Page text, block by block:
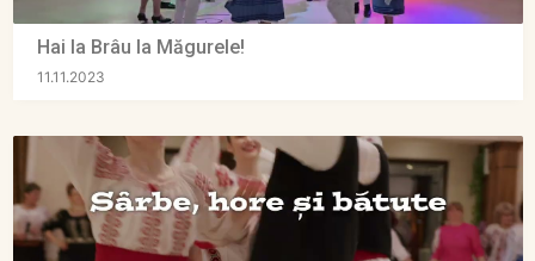
Hai la Brâu la Măgurele!
11.11.2023